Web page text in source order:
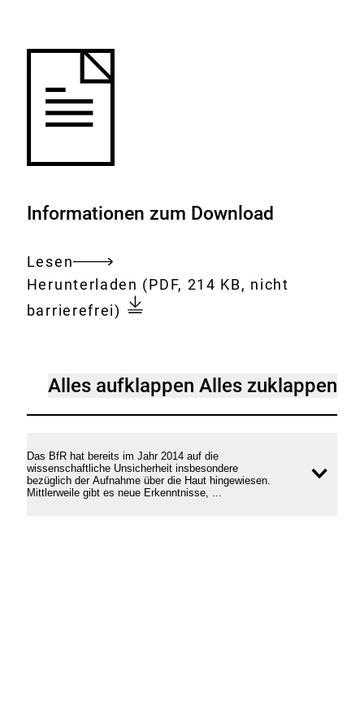
Informationen zum Download
Lesen
Gesamtes
Dokument
Download:
Herunterladen
Neubewertung_vom_20.pdf
(PDF, 214 KB, nicht
barrierefrei)
Antitranspirantien:
nach
derzeitigem
Wissen
Alles aufklappenAlles zuklappen
Das BfR hat bereits im Jahr 2014 auf die
wissenschaftliche Unsicherheit insbesondere
bezüglich der Aufnahme über die Haut hingewiesen.
Mittlerweile gibt es neue Erkenntnisse, ...